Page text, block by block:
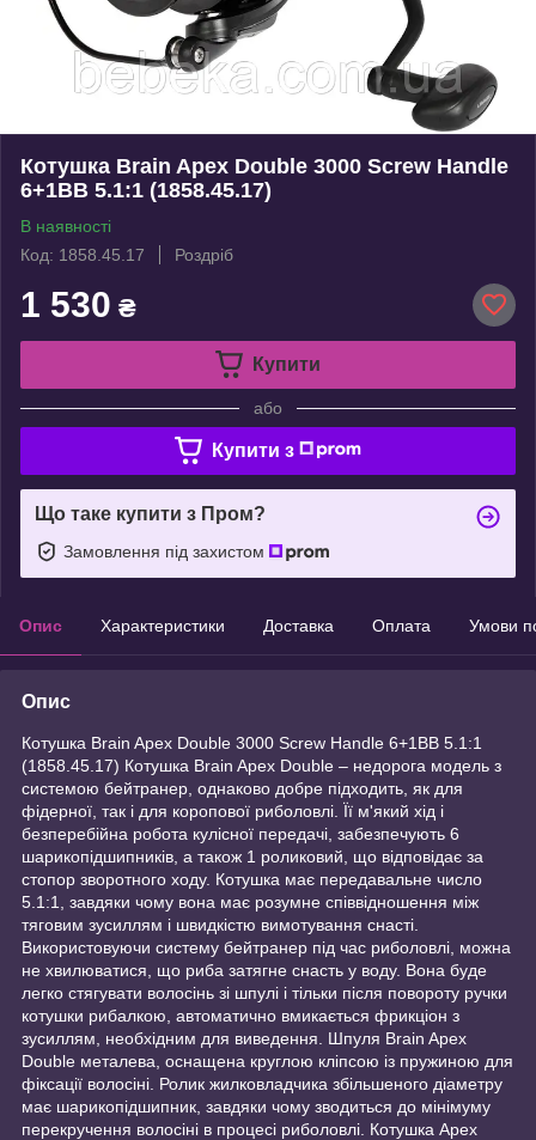
Котушка Brain Apex Double 3000 Screw Handle
6+1BB 5.1:1 (1858.45.17)
В наявності
Код: 1858.45.17
Роздріб
1 530 ₴
Купити
або
Купити з
Що таке купити з Пром?
Замовлення під захистом
Опис Характеристики Доставка Оплата Умови
Опис
Котушка Brain Apex Double 3000 Screw Handle 6+1BB 5.1:1
(1858.45.17) Котушка Brain Apex Double – недорога модель з
системою бейтранер, однаково добре підходить, як для
фідерної, так і для коропової риболовлі. Її м'який хід і
безперебійна робота кулісної передачі, забезпечують 6
шарикопідшипників, а також 1 роликовий, що відповідає за
стопор зворотного ходу. Котушка має передавальне число
5.1:1, завдяки чому вона має розумне співвідношення між
тяговим зусиллям і швидкістю вимотування снасті.
Використовуючи систему бейтранер під час риболовлі, можна
не хвилюватися, що риба затягне снасть у воду. Вона буде
легко стягувати волосінь зі шпулі і тільки після повороту ручки
котушки рибалкою, автоматично вмикається фрикціон з
зусиллям, необхідним для виведення. Шпуля Brain Apex
Double металева, оснащена круглою кліпсою із пружиною для
фіксації волосіні. Ролик жилковладчика збільшеного діаметру
має шарикопідшипник, завдяки чому зводиться до мінімуму
перекручення волосіні в процесі риболовлі. Котушка Apex